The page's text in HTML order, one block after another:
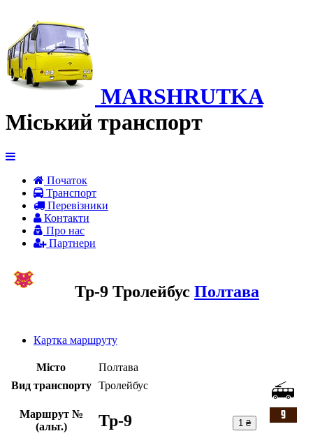
MARSHRUTKA
Міський транспорт
Початок
Транспорт
Перевiзники
Контакти
Про нас
Партнери
Тр-9 Тролейбус Полтава
Картка маршруту
Місто
Полтава
Вид транспорту
Тролейбус
Маршрут №
(альт.)
Тр-9 1 ₴